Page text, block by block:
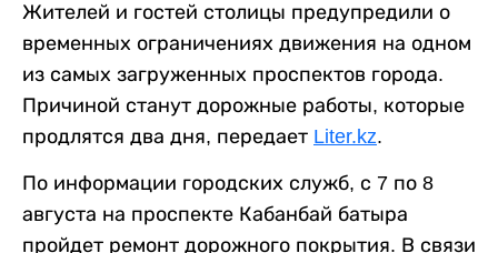
Жителей и гостей столицы предупредили о
временных ограничениях движения на одном
из самых загруженных проспектов города.
Причиной станут дорожные работы, которые
продлятся два дня, передает Liter.kz.
По информации городских служб, с 7 по 8
августа на проспекте Кабанбай батыра
пройдет ремонт дорожного покрытия. В связи